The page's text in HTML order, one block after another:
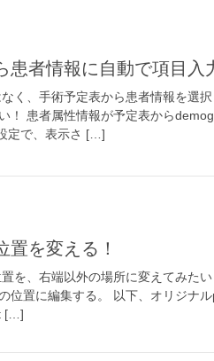
ら患者情報に自動で項目入
く、手術予定表から患者情報を選
！ 患者属性情報が予定表から
定で、表示さ […]
置を変える！
を、右端以外の場所に変えてみた
位置に編集する。 以下、オリジナル
[…]